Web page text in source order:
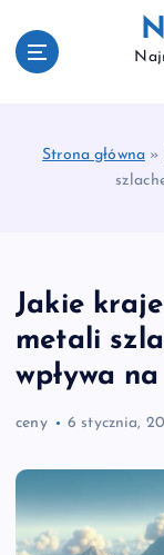
Strona główna»
Jakie
metali
wpływa
ceny 6 stycznia,